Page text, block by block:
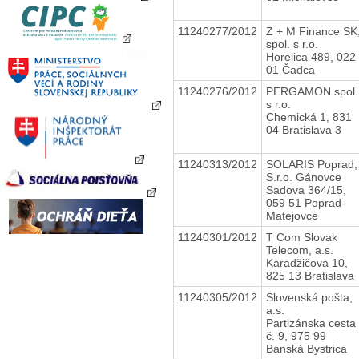
11240277/2012
Z + M Finance
spol. s r.o.
Horelica 489, 022
01 Čadca
11240276/2012
PERGAMON spol.
s r.o.
Chemická 1, 831
04 Bratislava 3
11240313/2012
SOLARIS Poprad,
S.r.o. Gánovce
Sadova 364/15,
059 51 Poprad-
Matejovce
11240301/2012
T Com Slovak
Telecom, a.s.
Karadžičova 10,
825 13 Bratislava
11240305/2012
Slovenská pošta,
a.s.
Partizánska cesta
č. 9, 975 99
Banská Bystrica